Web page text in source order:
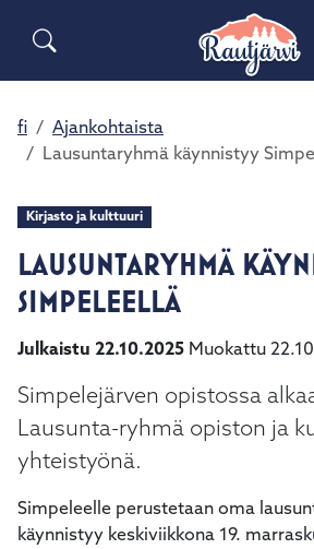
Siirry pääsisältöön Siirry
Sähköiset lomakkeet
Asuminen ja ympäristö
Opetus ja kasvatus
Kunta ja päätöksenteko
fi
Ajankohtaista
Lausuntaryhmä käynnistyy
Kirjasto ja kulttuuri
LAUSUNTARYHMÄ
SIMPELEELLÄ
Julkaistu 22.10.2025 Muokattu
Simpelejärven opistossa
Lausunta-ryhmä opiston ja
yhteistyönä.
Simpeleelle perustetaan oma
käynnistyy keskiviikkona 19.